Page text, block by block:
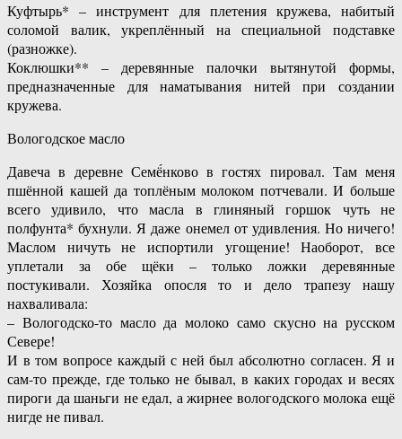
Куфтырь* – инструмент для плетения кружева, набитый
соломой валик, укреплённый на специальной подставке
(разножке).
Коклюшки** – деревянные палочки вытянутой формы,
предназначенные для наматывания нитей при создании
кружева.
Вологодское масло
Давеча в деревне Семё́нково в гостях пировал. Там меня
пшённой кашей да топлёным молоком потчевали. И больше
всего удивило, что масла в глиняный горшок чуть не
полфунта* бухнули. Я даже онемел от удивления. Но ничего!
Маслом ничуть не испортили угощение! Наоборот, все
уплетали за обе щёки – только ложки деревянные
постукивали. Хозяйка опосля то и дело трапезу нашу
нахваливала:
– Вологодско-то масло да молоко само скусно на русском
Севере!
И в том вопросе каждый с ней был абсолютно согласен. Я и
сам-то прежде, где только не бывал, в каких городах и весях
пироги да шаньги не едал, а жирнее вологодского молока ещё
нигде не пивал.